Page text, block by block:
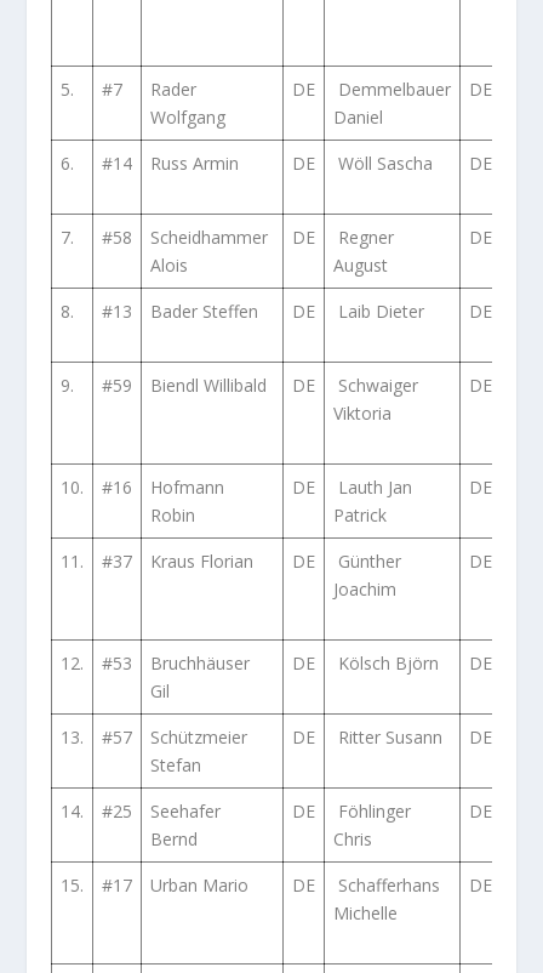
5.
#7
Rader
Wolfgang
DE
Demmelbauer
Daniel
DE
6.
#14 Russ Armin DE Wöll Sascha DE
7.
#58
Scheidhammer
Alois
DE
Regner
August
DE
8.
#13 Bader Steffen DE Laib Dieter DE
9.
#59 Biendl Willibald DE
Schwaiger
Viktoria
DE
10.
#16
Hofmann
Robin
DE
Lauth Jan
Patrick
DE
11.
#37 Kraus Florian DE
Günther
Joachim
DE
12.
#53
Bruchhäuser
Gil
DE Kölsch Björn DE
13.
#57
Schützmeier
Stefan
DE Ritter Susann DE
14.
#25
Seehafer
Bernd
DE
Föhlinger
Chris
DE
15.
#17 Urban Mario DE
Schafferhans
Michelle
DE